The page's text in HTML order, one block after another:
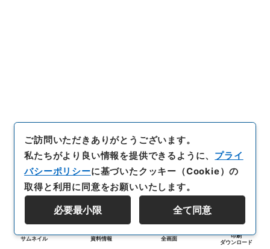
サムネイル 資料情報 全画面
印刷
ダウンロード
ご訪問いただきありがとうございます。
私たちがより良い情報を提供できるように、 プライ
バシーポリシーに基づいたクッキー（Cookie）の
取得と利用に同意をお願いいたします。
必要最小限 全て同意